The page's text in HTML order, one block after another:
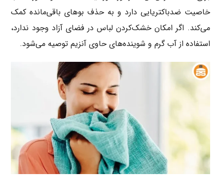
خاصیت ضدباکتریایی دارد و به حذف بوهای باقی‌مانده کمک
می‌کند. اگر امکان خشک‌کردن لباس در فضای آزاد وجود ندارد،
استفاده از آب گرم و شوینده‌های حاوی آنزیم توصیه می‌شود.